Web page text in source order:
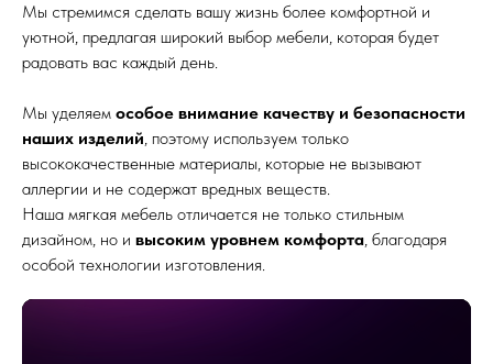
Мы стремимся сделать вашу жизнь более комфортной и
уютной, предлагая широкий выбор мебели, которая будет
радовать вас каждый день.
Мы уделяем особое внимание качеству и безопасности
наших изделий, поэтому используем только
высококачественные материалы, которые не вызывают
аллергии и не содержат вредных веществ.
Наша мягкая мебель отличается не только стильным
дизайном, но и высоким уровнем комфорта, благодаря
особой технологии изготовления.